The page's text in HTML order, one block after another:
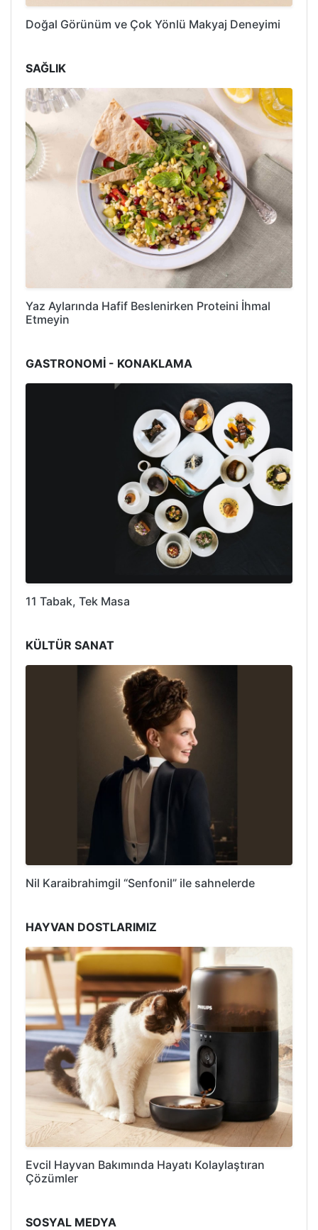
Doğal Görünüm ve Çok Yönlü Makyaj Deneyimi
SAĞLIK
Yaz Aylarında Hafif Beslenirken Proteini İhmal
Etmeyin
GASTRONOMİ - KONAKLAMA
11 Tabak, Tek Masa
KÜLTÜR SANAT
Nil Karaibrahimgil “Senfonil” ile sahnelerde
HAYVAN DOSTLARIMIZ
Evcil Hayvan Bakımında Hayatı Kolaylaştıran
Çözümler
SOSYAL MEDYA